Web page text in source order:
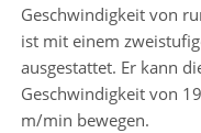
Geschwindigkeit von
ist mit einem
ausgestattet. Er kann
Geschwindigkeit von
m/min bewegen.